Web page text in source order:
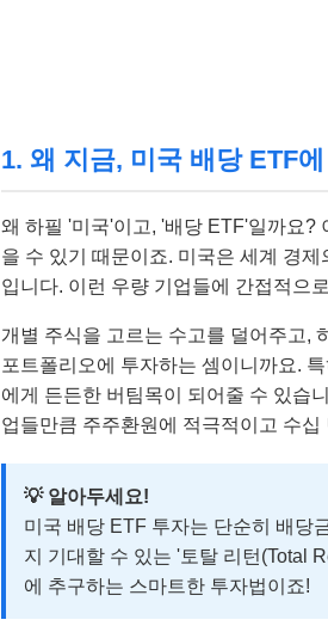
1. 왜 지금, 미국 배당 ETF
왜 하필 '미국'이고, '배당 ETF'일까요?
을 수 있기 때문이죠. 미국은 세계 경
입니다. 이런 우량 기업들에 간접적으
개별 주식을 고르는 수고를 덜어주고,
포트폴리오에 투자하는 셈이니까요.
에게 든든한 버팀목이 되어줄 수 있습
업들만큼 주주환원에 적극적이고 수
💡 알아두세요!
미국 배당 ETF 투자는 단순히 배당
지 기대할 수 있는 '토탈 리턴(Total
에 추구하는 스마트한 투자법이죠!